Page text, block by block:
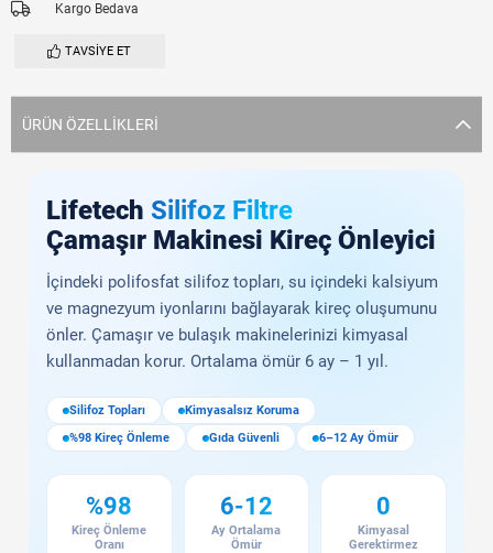
Kargo Bedava
TAVSIYE ET
ÜRÜN ÖZELLIKLERI
Lifetech Silifoz Filtre
Çamaşır Makinesi Kireç Önleyici
İçindeki polifosfat silifoz topları, su içindeki kalsiyum
ve magnezyum iyonlarını bağlayarak kireç oluşumunu
önler. Çamaşır ve bulaşık makinelerinizi kimyasal
kullanmadan korur. Ortalama ömür 6 ay – 1 yıl.
Silifoz Topları
Kimyasalsız Koruma
%98 Kireç Önleme
Gıda Güvenli 6–12 Ay Ömür
%98
Kireç Önleme
Oranı
6-12
Ay Ortalama
Ömür
0
Kimyasal
Gerektirmez